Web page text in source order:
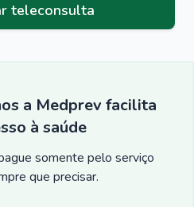
teleconsulta
a Medprev facilita
à saúde
somente pelo serviço
que precisar.